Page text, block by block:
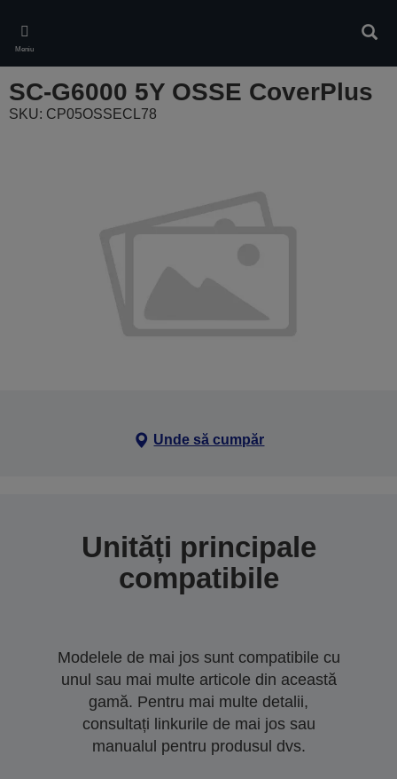
main
content
Meniu
SC-G6000 5Y OSSE CoverPlus
SKU: CP05OSSECL78
Unde să cumpăr
Unități principale
compatibile
Modelele de mai jos sunt compatibile cu
unul sau mai multe articole din această
gamă. Pentru mai multe detalii,
consultați linkurile de mai jos sau
manualul pentru produsul dvs.